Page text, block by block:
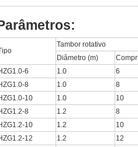
Tambor rotativo
Diâmetro (m)
6
1.0
6
8
1.0
8
10
1.0
10
8
1.2
8
10
1.2
10
12
1.2
12